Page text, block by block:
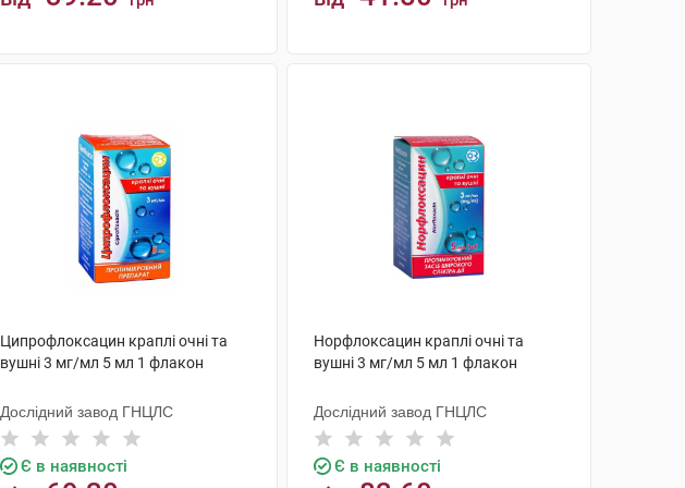
Ципрофлоксацин краплі очні та
вушні 3 мг/мл 5 мл 1 флакон
Дослідний завод ГНЦЛС
Є в наявності
Норфлоксацин краплі очні та
вушні 3 мг/мл 5 мл 1 флакон
Дослідний завод ГНЦЛС
Є в наявності